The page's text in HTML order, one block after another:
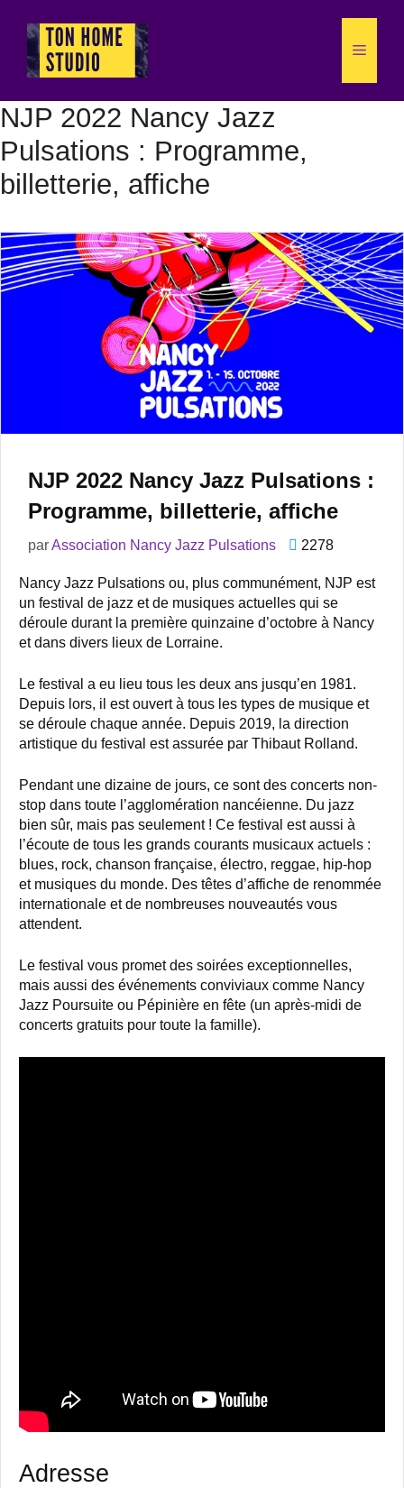
contenu
Menu
NJP 2022 Nancy Jazz
Pulsations : Programme,
billetterie, affiche
NJP 2022 Nancy Jazz Pulsations :
Programme, billetterie, affiche
parAssociation Nancy Jazz Pulsations 2278
Nancy Jazz Pulsations ou, plus communément, NJP est
un festival de jazz et de musiques actuelles qui se
déroule durant la première quinzaine d’octobre à Nancy
et dans divers lieux de Lorraine.
Le festival a eu lieu tous les deux ans jusqu’en 1981.
Depuis lors, il est ouvert à tous les types de musique et
se déroule chaque année. Depuis 2019, la direction
artistique du festival est assurée par Thibaut Rolland.
Pendant une dizaine de jours, ce sont des concerts non-
stop dans toute l’agglomération nancéienne. Du jazz
bien sûr, mais pas seulement ! Ce festival est aussi à
l’écoute de tous les grands courants musicaux actuels :
blues, rock, chanson française, électro, reggae, hip-hop
et musiques du monde. Des têtes d’affiche de renommée
internationale et de nombreuses nouveautés vous
attendent.
Le festival vous promet des soirées exceptionnelles,
mais aussi des événements conviviaux comme Nancy
Jazz Poursuite ou Pépinière en fête (un après-midi de
concerts gratuits pour toute la famille).
Adresse